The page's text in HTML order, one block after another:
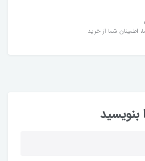
اطمینان شما از خرید
بنویسید